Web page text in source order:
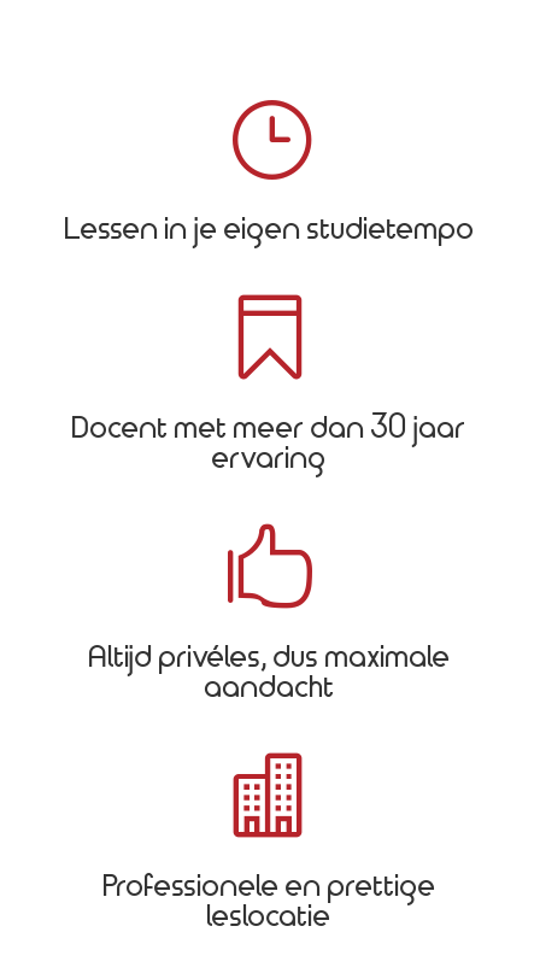
}
Lessen in je eigen studietempo

Docent met meer dan 30 jaar
ervaring

Altijd privéles, dus maximale
aandacht

Professionele en prettige
leslocatie